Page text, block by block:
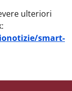
ulteriori
smart-